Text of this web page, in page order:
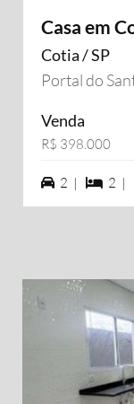
Casa em
Cotia / SP
Portal do
Venda
R$ 398.000
2 vagas na
2 | 22 |